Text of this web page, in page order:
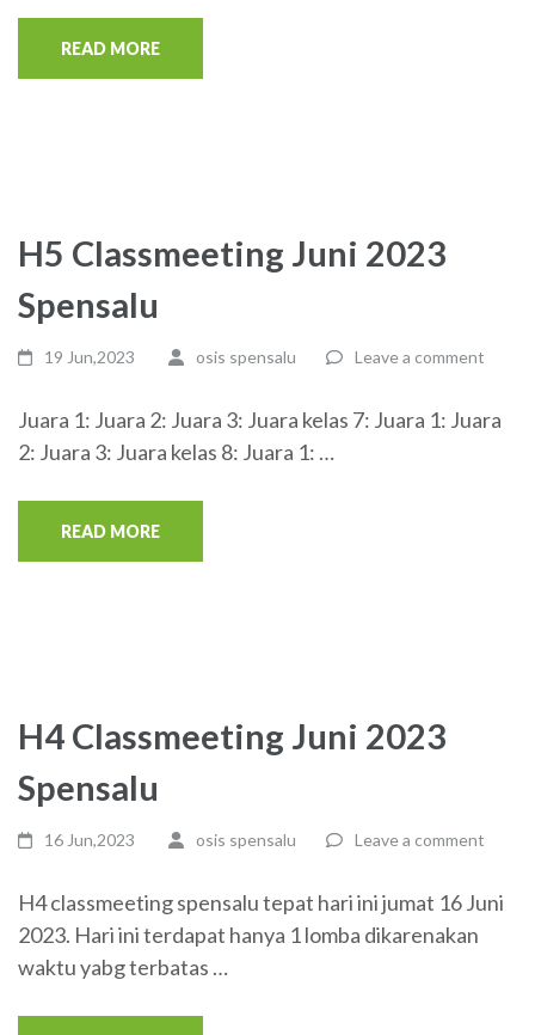
READ MORE
H5 Classmeeting Juni 2023
Spensalu
19 Jun,2023 osis spensalu Leave a comment
Juara 1: Juara 2: Juara 3: Juara kelas 7: Juara 1: Juara
2: Juara 3: Juara kelas 8: Juara 1: …
READ MORE
H4 Classmeeting Juni 2023
Spensalu
16 Jun,2023 osis spensalu Leave a comment
H4 classmeeting spensalu tepat hari ini jumat 16 Juni
2023. Hari ini terdapat hanya 1 lomba dikarenakan
waktu yabg terbatas …